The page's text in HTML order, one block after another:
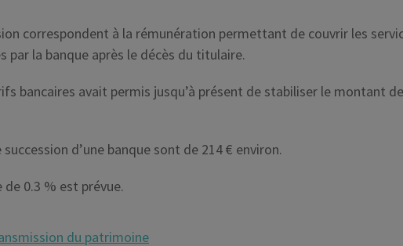
correspondent à la rémunération permettant de couvrir les
par la banque après le décès du titulaire.
bancaires avait permis jusqu’à présent de stabiliser le montant
d’une banque sont de 214 € environ.
de 0.3 % est prévue.
du patrimoine